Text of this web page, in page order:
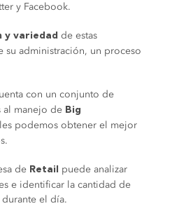
y Facebook.
y variedad de estas
su administración, un proceso
con un conjunto de
al manejo de Big
podemos obtener el mejor
de Retail
puede analizar
e identificar la cantidad de
el día.